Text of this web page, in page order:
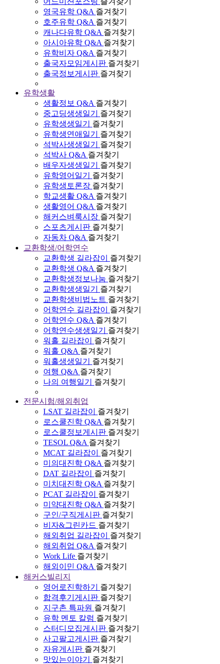
영국유학 Q&A 즐겨찾기
호주유학 Q&A 즐겨찾기
캐나다유학 Q&A 즐겨찾기
아시아유학 Q&A 즐겨찾기
유학비자 Q&A 즐겨찾기
출국자모임게시판 즐겨찾기
출국정보게시판 즐겨찾기
유학생활
생활정보 Q&A 즐겨찾기
중고딩생생일기
즐겨찾기
유학생생일기
즐겨찾기
유학생연애일기
즐겨찾기
석박사생생일기
즐겨찾기
석박사 Q&A 즐겨찾기
배우자생생일기
즐겨찾기
유학영어일기
즐겨찾기
유학생토론장 즐겨찾기
학교생활 Q&A 즐겨찾기
생활영어 Q&A 즐겨찾기
해커스벼룩시장 즐겨찾기
스포츠게시판 즐겨찾기
자동차 Q&A 즐겨찾기
교환학생/어학연수
교환학생 길라잡이
즐겨찾기
교환학생 Q&A 즐겨찾기
교환학생정보나눔 즐겨찾기
교환학생생일기
즐겨찾기
교환학생비법노트 즐겨찾기
어학연수 길라잡이
즐겨찾기
어학연수 Q&A 즐겨찾기
어학연수생생일기
즐겨찾기
워홀 길라잡이
즐겨찾기
워홀 Q&A 즐겨찾기
워홀생생일기
즐겨찾기
여행 Q&A 즐겨찾기
나의 여행일기
즐겨찾기
전문시험/해외취업
LSAT 길라잡이
즐겨찾기
로스쿨진학 Q&A 즐겨찾기
로스쿨정보게시판 즐겨찾기
TESOL Q&A 즐겨찾기
MCAT 길라잡이
즐겨찾기
미의대진학 Q&A 즐겨찾기
DAT 길라잡이
즐겨찾기
미치대진학 Q&A 즐겨찾기
PCAT 길라잡이
즐겨찾기
미약대진학 Q&A 즐겨찾기
구인/구직게시판 즐겨찾기
비자&그린카드 즐겨찾기
해외취업 길라잡이
즐겨찾기
해외취업 Q&A 즐겨찾기
Work Life 즐겨찾기
해외이민 Q&A 즐겨찾기
해커스빌리지
영어로진학하기
즐겨찾기
합격후기게시판 즐겨찾기
지구촌 특파원 즐겨찾기
유학 멘토 칼럼 즐겨찾기
스터디모집게시판 즐겨찾기
사고팔고게시판 즐겨찾기
자유게시판 즐겨찾기
맛있는이야기
즐겨찾기